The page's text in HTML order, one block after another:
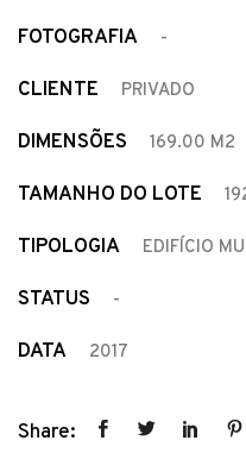
FOTOGRAFIA -
CLIENTE PRIVADO
DIMENSÕES 169.00 M2
TAMANHO DO LOTE
TIPOLOGIA EDIFÍCIO
STATUS -
DATA 2017
Share: